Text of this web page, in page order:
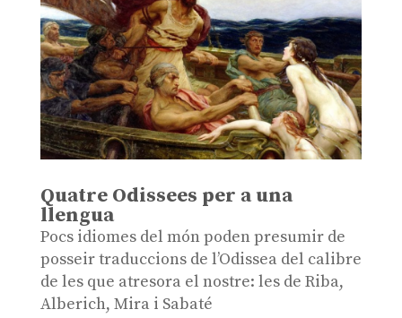
Quatre Odissees per a una
llengua
Pocs idiomes del món poden presumir de
posseir traduccions de l’Odissea del calibre
de les que atresora el nostre: les de Riba,
Alberich, Mira i Sabaté